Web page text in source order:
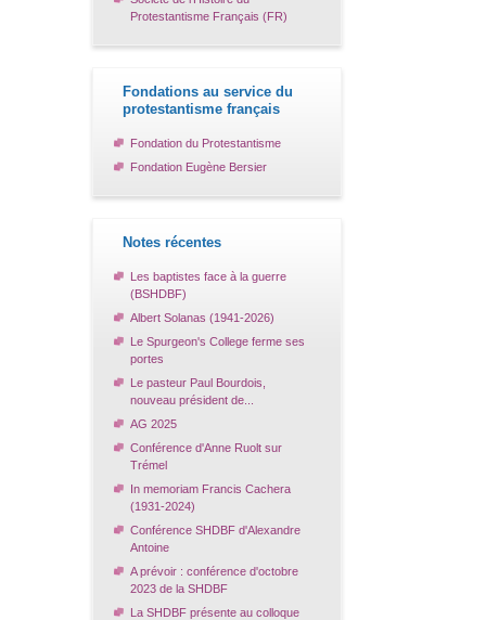
Protestantisme Français (FR)
Fondations au service du
protestantisme français
Fondation du Protestantisme
Fondation Eugène Bersier
Notes récentes
Les baptistes face à la guerre
(BSHDBF)
Albert Solanas (1941-2026)
Le Spurgeon's College ferme ses
portes
Le pasteur Paul Bourdois,
nouveau président de...
AG 2025
Conférence d'Anne Ruolt sur
Trémel
In memoriam Francis Cachera
(1931-2024)
Conférence SHDBF d'Alexandre
Antoine
A prévoir : conférence d'octobre
2023 de la SHDBF
La SHDBF présente au colloque